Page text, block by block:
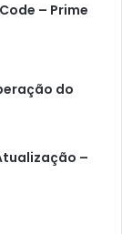
– Prime
do
–